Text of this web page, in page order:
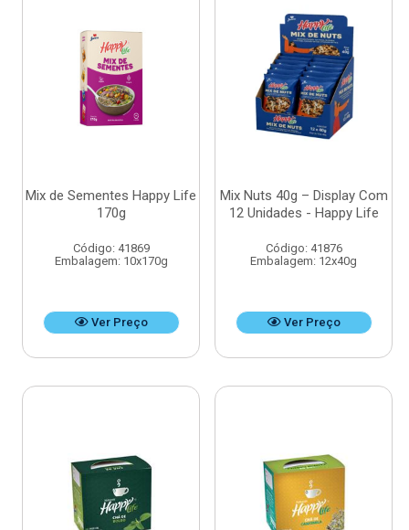
Mix de Sementes Happy Life
170g
Código: 41869
Embalagem: 10x170g
Ver Preço
Mix Nuts 40g – Display Com
12 Unidades - Happy Life
Código: 41876
Embalagem: 12x40g
Ver Preço